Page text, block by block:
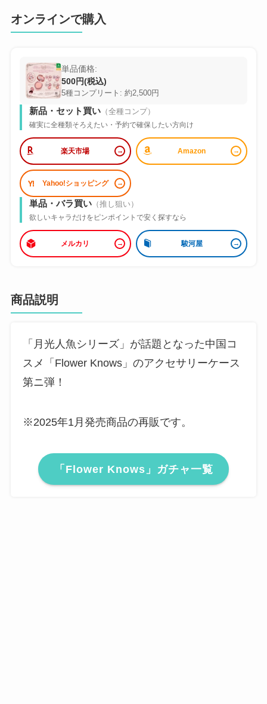
オンラインで購入
単品価格:
500円(税込)
5種コンプリート: 約2,500円
新品・セット買い（全種コンプ）
確実に全種類そろえたい・予約で確保したい方向け
楽天市場 Amazon
Yahoo!ショッピング
単品・バラ買い（推し狙い）
欲しいキャラだけをピンポイントで安く探すなら
メルカリ 駿河屋
商品説明
「月光人魚シリーズ」が話題となった中国コ
スメ「Flower Knows」のアクセサリーケース
第ニ弾！
※2025年1月発売商品の再販です。
「Flower Knows」ガチャ一覧